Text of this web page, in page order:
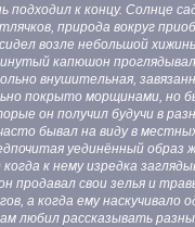
подходил к концу. Солнце
природа вокруг
возле небольшой
капюшон
внушительная,
покрыто морщинами, но
он получил будучи в
бывал на виду в
уединённый образ
когда к нему изредка
продавал свои зелья и
а когда ему
любил рассказывать